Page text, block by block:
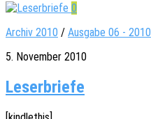
0
Archiv 2010 / Ausgabe 06 - 2010
5. November 2010
Leserbriefe